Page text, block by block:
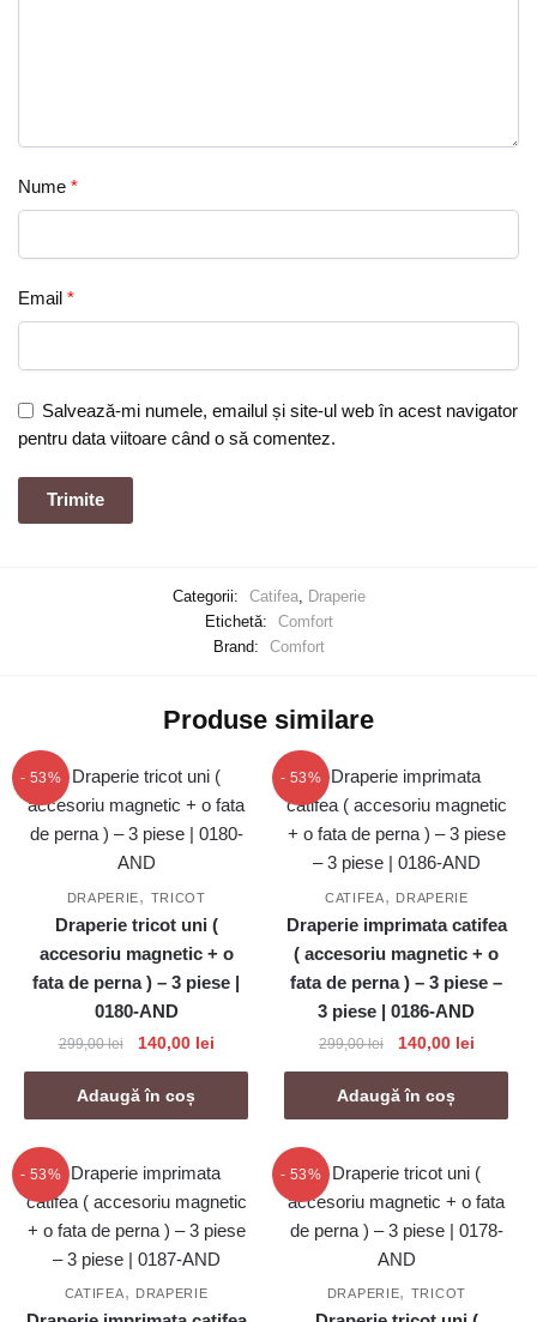
Nume *
Email *
Salvează-mi numele, emailul și site-ul web în acest navigator
pentru data viitoare când o să comentez.
Categorii: Catifea, Draperie
Etichetă:
Comfort
Brand:
Comfort
Produse similare
- 53%
DRAPERIE, TRICOT
Draperie tricot uni (
accesoriu magnetic + o
fata de perna ) – 3 piese |
0180-AND
299,00lei
Prețul
inițial
a
fost:
140,00 leiPrețul
curent
140,00 lei.
Adaugă în coș
- 53%
CATIFEA, DRAPERIE
Draperie imprimata catifea
( accesoriu magnetic + o
fata de perna ) – 3 piese –
3 piese | 0186-AND
299,00lei
Prețul
inițial
a
fost:
140,00 leiPrețul
curent
140,00
Adaugă în coș
- 53%
CATIFEA, DRAPERIE
- 53%
DRAPERIE, TRICOT